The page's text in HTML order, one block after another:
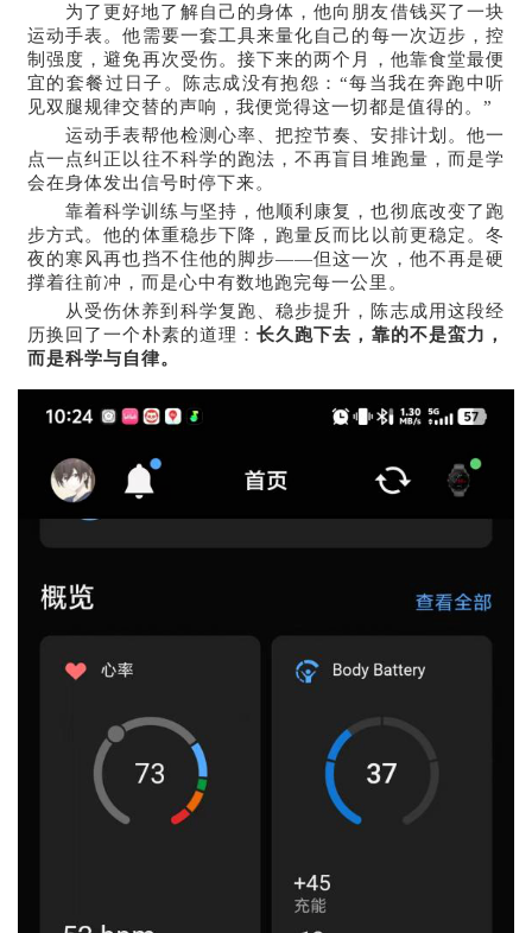
为了更好地了解自己的身体，他向朋友借钱买了一块
运动手表。他需要一套工具来量化自己的每一次迈步，控
制强度，避免再次受伤。接下来的两个月，他靠食堂最便
宜的套餐过日子。陈志成没有抱怨：“每当我在奔跑中听
见双腿规律交替的声响，我便觉得这一切都是值得的。”
运动手表帮他检测心率、把控节奏、安排计划。他一
点一点纠正以往不科学的跑法，不再盲目堆跑量，而是学
会在身体发出信号时停下来。
靠着科学训练与坚持，他顺利康复，也彻底改变了跑
步方式。他的体重稳步下降，跑量反而比以前更稳定。冬
夜的寒风再也挡不住他的脚步——但这一次，他不再是硬
撑着往前冲，而是心中有数地跑完每一公里。
从受伤休养到科学复跑、稳步提升，陈志成用这段经
历换回了一个朴素的道理： 长久跑下去，靠的不是蛮力，
而是科学与自律。